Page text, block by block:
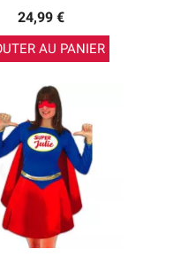
24,99 €
AU PANIER